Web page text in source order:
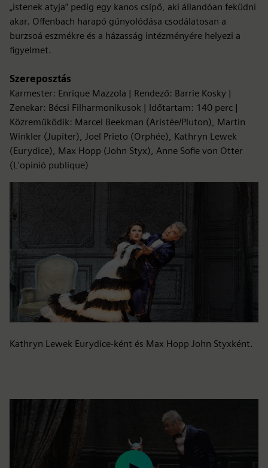
„istenek atyja” pedig egy kanos csípő, aki állandóan feküdni
akar. Offenbach harapó gúnyolódása csodálatosan a
burzsoá eszmékre és a házasság intézményére helyezi a
figyelmet.
Szereposztás
Karmester: Enrique Mazzola | Rendező: Barrie Kosky |
Zenekar: Bécsi Filharmonikusok | Időtartam: 140 perc |
Közreműködik: Marcel Beekman (Aristée/Pluton), Martin
Winkler (Jupiter), Joel Prieto (Orphée), Kathryn Lewek
(Eurydice), Max Hopp (John Styx), Anne Sofie von Otter
(L'opinió publique)
Kathryn Lewek Eurydice-ként és Max Hopp John Styxként.